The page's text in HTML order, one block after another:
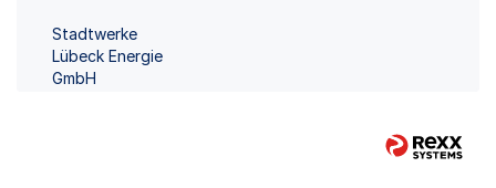
Stadtwerke
Lübeck Energie
GmbH